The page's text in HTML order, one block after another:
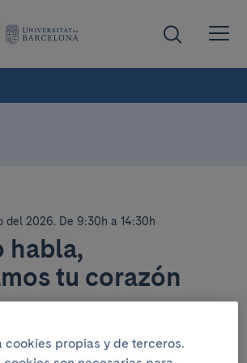
del 2026. De 9:30h a 14:30h
habla,
tu corazón
es la arritmia más común y
cookies propias y de terceros.